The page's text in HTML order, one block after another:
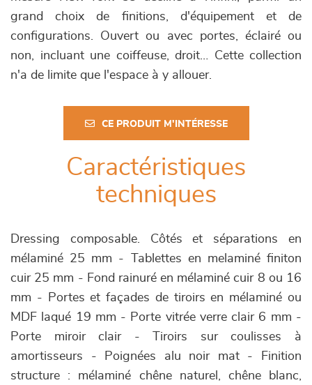
grand choix de finitions, d'équipement et de
configurations. Ouvert ou avec portes, éclairé ou
non, incluant une coiffeuse, droit… Cette collection
n'a de limite que l'espace à y allouer.
CE PRODUIT M'INTÉRESSE
Caractéristiques
techniques
Dressing composable. Côtés et séparations en
mélaminé 25 mm - Tablettes en melaminé finiton
cuir 25 mm - Fond rainuré en mélaminé cuir 8 ou 16
mm - Portes et façades de tiroirs en mélaminé ou
MDF laqué 19 mm - Porte vitrée verre clair 6 mm -
Porte miroir clair - Tiroirs sur coulisses à
amortisseurs - Poignées alu noir mat - Finition
structure : mélaminé chêne naturel, chêne blanc,